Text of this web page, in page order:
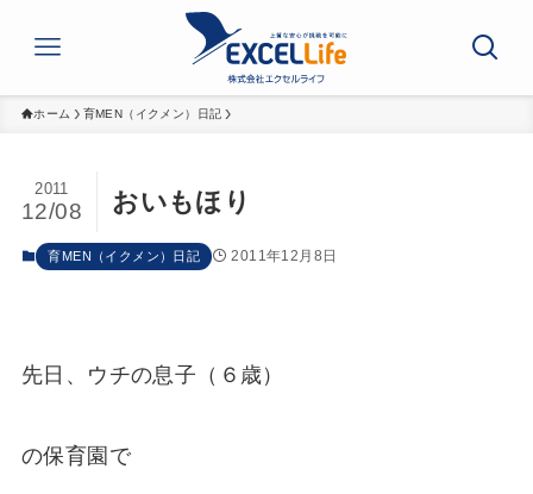
ホーム 育MEN（イクメン）日記
おいもほり
2011
12/08
育MEN（イクメン）日記 2011年12月8日
先日、ウチの息子（６歳）
の保育園で